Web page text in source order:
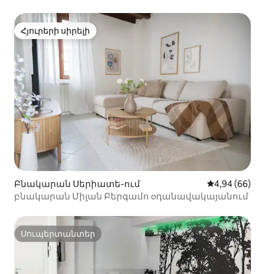
Հյուրերի սիրելի
Հյուրերի սիրելի
Բնակարան Սերիատե-ում Միջին
4,94 (66)
բնակարան Միլան Բերգամո օդանավակայանում
Սուպերտանտեր
Սուպերտանտեր